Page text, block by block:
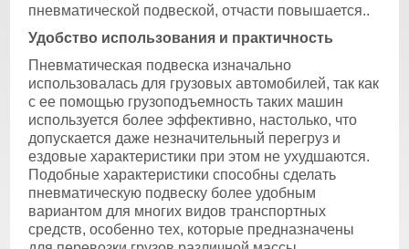
пневматической подвеской, отчасти повышается..
Удобство использования и практичность
Пневматическая подвеска изначально
использовалась для грузовых автомобилей, так как
с ее помощью грузоподъемность таких машин
используется более эффективно, настолько, что
допускается даже незначительный перегруз и
ездовые характеристики при этом не ухудшаются.
Подобные характеристики способны сделать
пневматическую подвеску более удобным
вариантом для многих видов транспортных
средств, особенно тех, которые предназначены